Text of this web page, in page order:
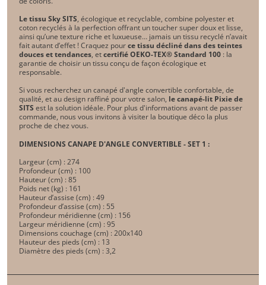
Le tissu Sky SITS, écologique et recyclable, combine polyester et
coton recyclés à la perfection offrant un toucher super doux et lisse,
ainsi qu’une texture riche et luxueuse… jamais un tissu recyclé n’avait
fait autant d’effet ! Craquez pource tissu décliné dans des teintes
douces et tendances, etcertifié OEKO-TEX® Standard 100 : la
garantie de choisir un tissu conçu de façon écologique et
responsable.
Si vous recherchez un canapé d'angle convertible confortable, de
qualité, et au design raffiné pour votre salon, le canapé-lit Pixie de
SITS est la solution idéale. Pour plus d'informations avant de passer
commande, nous vous invitons à visiter la boutique déco la plus
proche de chez vous.
DIMENSIONS CANAPE D'ANGLE CONVERTIBLE - SET 1 :
Largeur (cm) : 274
Profondeur (cm) : 100
Hauteur (cm) : 85
Poids net (kg) : 161
Hauteur d’assise (cm) : 49
Profondeur d’assise (cm) : 55
Profondeur méridienne (cm) : 156
Largeur méridienne (cm) : 95
Dimensions couchage (cm) : 200x140
Hauteur des pieds (cm) : 13
Diamètre des pieds (cm) : 3,2